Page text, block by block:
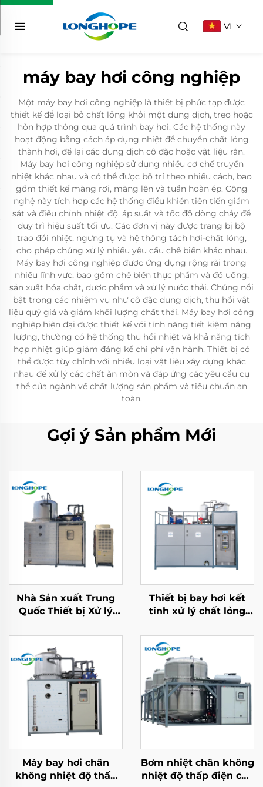
VI
máy bay hơi công nghiệp
Một máy bay hơi công nghiệp là thiết bị phức tạp được
thiết kế để loại bỏ chất lỏng khỏi một dung dịch, treo hoặc
hỗn hợp thông qua quá trình bay hơi. Các hệ thống này
hoạt động bằng cách áp dụng nhiệt để chuyển chất lỏng
thành hơi, để lại các dung dịch cô đặc hoặc vật liệu rắn.
Máy bay hơi công nghiệp sử dụng nhiều cơ chế truyền
nhiệt khác nhau và có thể được bố trí theo nhiều cách, bao
gồm thiết kế màng rơi, màng lên và tuần hoàn ép. Công
nghệ này tích hợp các hệ thống điều khiển tiên tiến giám
sát và điều chỉnh nhiệt độ, áp suất và tốc độ dòng chảy để
duy trì hiệu suất tối ưu. Các đơn vị này được trang bị bộ
trao đổi nhiệt, ngưng tụ và hệ thống tách hơi-chất lỏng,
cho phép chúng xử lý nhiều yêu cầu chế biến khác nhau.
Máy bay hơi công nghiệp được ứng dụng rộng rãi trong
nhiều lĩnh vực, bao gồm chế biến thực phẩm và đồ uống,
sản xuất hóa chất, dược phẩm và xử lý nước thải. Chúng nổi
bật trong các nhiệm vụ như cô đặc dung dịch, thu hồi vật
liệu quý giá và giảm khối lượng chất thải. Máy bay hơi công
nghiệp hiện đại được thiết kế với tính năng tiết kiệm năng
lượng, thường có hệ thống thu hồi nhiệt và khả năng tích
hợp nhiệt giúp giảm đáng kể chi phí vận hành. Thiết bị có
thể được tùy chỉnh với nhiều loại vật liệu xây dựng khác
nhau để xử lý các chất ăn mòn và đáp ứng các yêu cầu cụ
thể của ngành về chất lượng sản phẩm và tiêu chuẩn an
toàn.
Gợi ý Sản phẩm Mới
Nhà Sản xuất Trung
Quốc Thiết bị Xử lý
Công nghiệp Bơm
Nhiệt Chân không
Nhiệt độ Thấp
Thiết bị bay hơi kết
tinh xử lý chất lỏng
nước thải công nghiệp
hiệu quả cao
Máy bay hơi chân
không nhiệt độ thấp
Bơm nhiệt chân không
nhiệt độ thấp điện cho